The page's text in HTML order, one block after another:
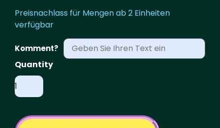
ursprüngliche
Preis
war:
aktuelle
Preis
lautet:
Preisnachlass für Mengen ab 2 Einheiten
verfügbar
Komment?
Fiji
-
PF
Tek
Vial
Menge